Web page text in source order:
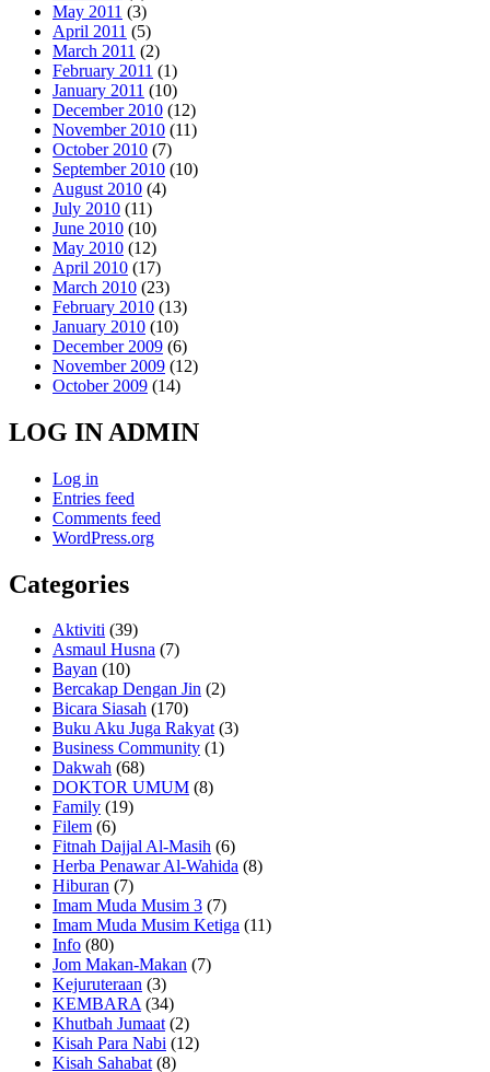
May 2011 (3)
April 2011 (5)
March 2011 (2)
February 2011 (1)
January 2011 (10)
December 2010 (12)
November 2010 (11)
October 2010 (7)
September 2010 (10)
August 2010 (4)
July 2010 (11)
June 2010 (10)
May 2010 (12)
April 2010 (17)
March 2010 (23)
February 2010 (13)
January 2010 (10)
December 2009 (6)
November 2009 (12)
October 2009 (14)
LOG IN ADMIN
Log in
Entries feed
Comments feed
WordPress.org
Categories
Aktiviti (39)
Asmaul Husna (7)
Bayan (10)
Bercakap Dengan Jin (2)
Bicara Siasah (170)
Buku Aku Juga Rakyat(3)
Business Community (1)
Dakwah (68)
DOKTOR UMUM (8)
Family (19)
Filem (6)
Fitnah Dajjal Al-Masih (6)
Herba Penawar Al-Wahida (8)
Hiburan (7)
Imam Muda Musim 3 (7)
Imam Muda Musim Ketiga (11)
Info (80)
Jom Makan-Makan (7)
Kejuruteraan (3)
KEMBARA(34)
Khutbah Jumaat(2)
Kisah Para Nabi (12)
Kisah Sahabat(8)